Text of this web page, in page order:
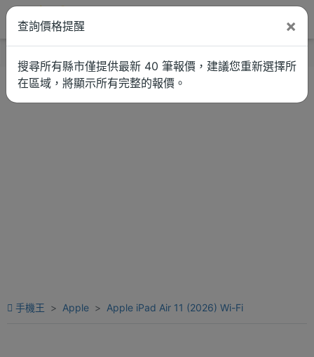
手機王 Apple Apple iPad Air 11 (2026) Wi-Fi
查詢價格提醒 ×
搜尋所有縣市僅提供最新 40 筆報價，建議您重新選擇所
在區域，將顯示所有完整的報價。